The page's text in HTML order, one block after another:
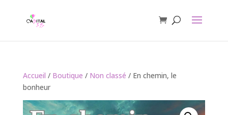
Accueil / Boutique / Non classé / En chemin, le
bonheur